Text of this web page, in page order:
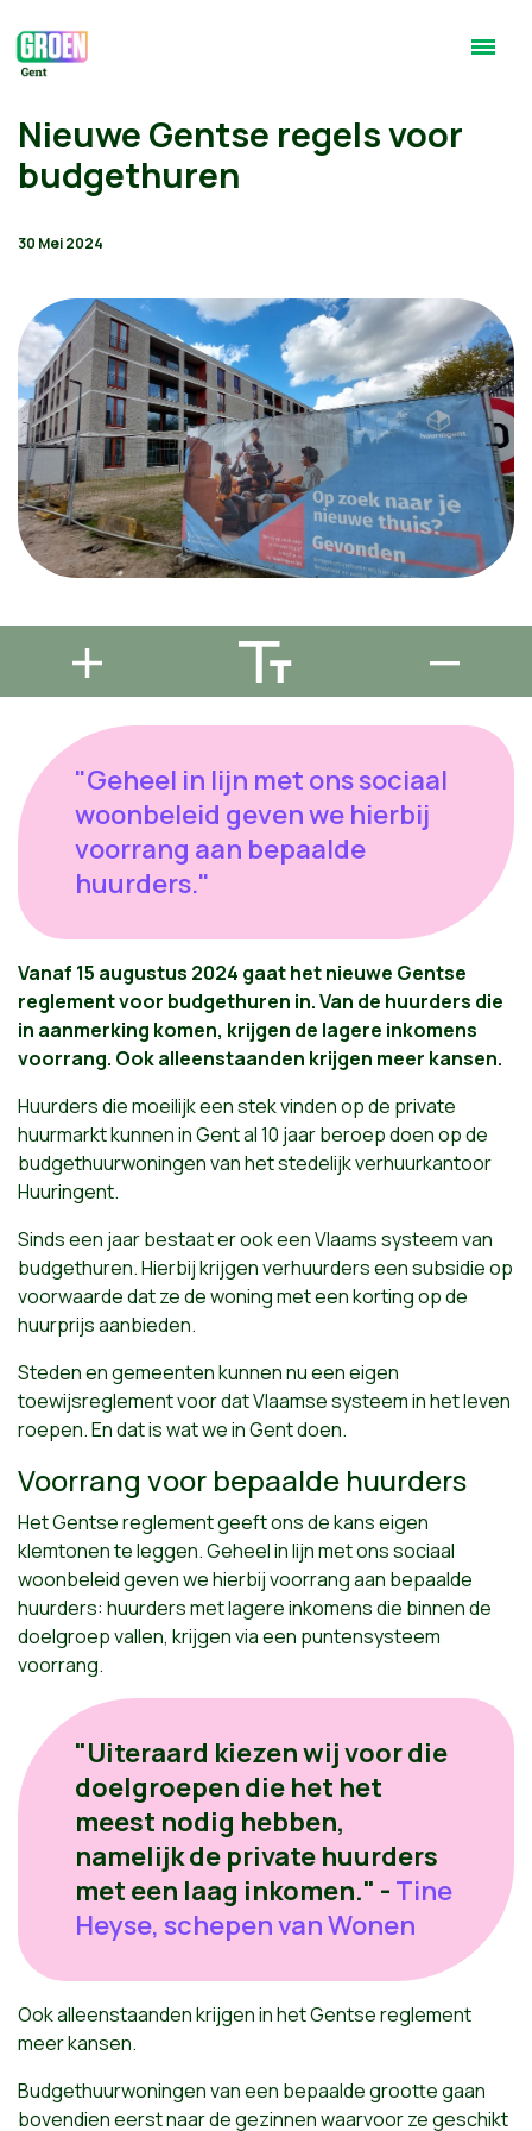
Nieuwe Gentse regels voor
budgethuren
30 Mei 2024
"Geheel in lijn met ons sociaal
woonbeleid geven we hierbij
voorrang aan bepaalde
huurders."
Vanaf 15 augustus 2024 gaat het nieuwe Gentse
reglement voor budgethuren in. Van de huurders die
in aanmerking komen, krijgen de lagere inkomens
voorrang. Ook alleenstaanden krijgen meer kansen.
Huurders die moeilijk een stek vinden op de private
huurmarkt kunnen in Gent al 10 jaar beroep doen op de
budgethuurwoningen van het stedelijk verhuurkantoor
Huuringent.
Sinds een jaar bestaat er ook een Vlaams systeem van
budgethuren. Hierbij krijgen verhuurders een subsidie op
voorwaarde dat ze de woning met een korting op de
huurprijs aanbieden.
Steden en gemeenten kunnen nu een eigen
toewijsreglement voor dat Vlaamse systeem in het leven
roepen. En dat is wat we in Gent doen.
Voorrang voor bepaalde huurders
Het Gentse reglement geeft ons de kans eigen
klemtonen te leggen. Geheel in lijn met ons sociaal
woonbeleid geven we hierbij voorrang aan bepaalde
huurders: huurders met lagere inkomens die binnen de
doelgroep vallen, krijgen via een puntensysteem
voorrang.
"Uiteraard kiezen wij voor die
doelgroepen die het het
meest nodig hebben,
namelijk de private huurders
met een laag inkomen." - Tine
Heyse, schepen van Wonen
Ook alleenstaanden krijgen in het Gentse reglement
meer kansen.
Budgethuurwoningen van een bepaalde grootte gaan
bovendien eerst naar de gezinnen waarvoor ze geschikt